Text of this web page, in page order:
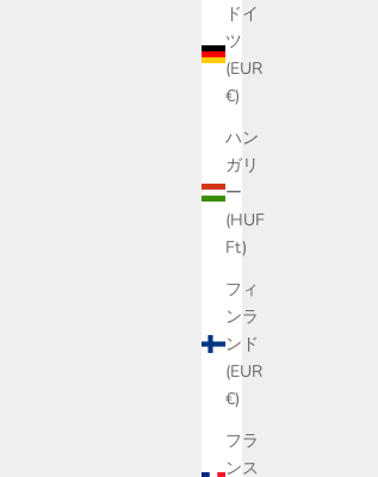
ドイ
ツ
(EUR
€)
ハン
ガリ
ー
(HUF
Ft)
フィ
ンラ
ンド
(EUR
€)
フラ
ンス